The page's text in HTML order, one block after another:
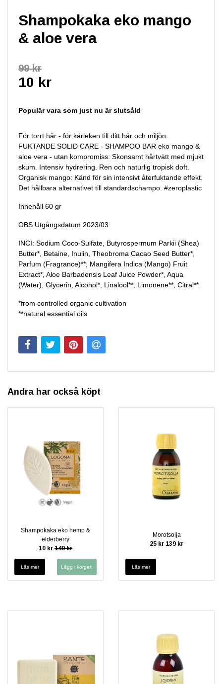
Shampokaka eko mango
& aloe vera
99 kr
10 kr
Populär vara som just nu är slutsåld
För torrt hår - för kärleken till ditt hår och miljön.
FUKTANDE SOLID CARE - SHAMPOO BAR eko mango &
aloe vera - utan kompromiss: Skonsamt hårtvätt med mjukt
skum. Intensiv hydrering. Ren och naturlig tropisk doft.
Organisk mango: Känd för sin intensivt återfuktande effekt.
Det hållbara alternativet till standardschampo. #zeroplastic
Innehåll 60 gr
OBS Utgångsdatum 2023/03
INCI: Sodium Coco-Sulfate, Butyrospermum Parkii (Shea)
Butter*, Betaine, Inulin, Theobroma Cacao Seed Butter*,
Parfum (Fragrance)**, Mangifera Indica (Mango) Fruit
Extract*, Aloe Barbadensis Leaf Juice Powder*, Aqua
(Water), Glycerin, Alcohol*, Linalool**, Limonene**, Citral**.
*from controlled organic cultivation
**natural essential oils
Andra har också köpt
Shampokaka eko hemp &
elderberry
10 kr 149 kr
Läs mer
Morotsolja
25 kr 139 kr
Läs mer